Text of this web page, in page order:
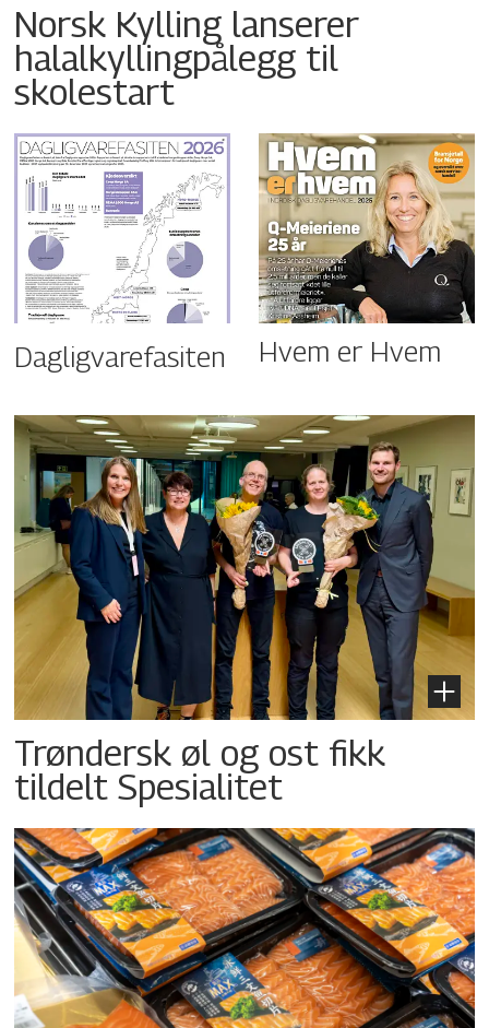
Norsk Kylling lanserer
halalkyllingpålegg til
skolestart
Dagligvarefasiten Hvem er Hvem
Trøndersk øl og ost fikk
tildelt Spesialitet